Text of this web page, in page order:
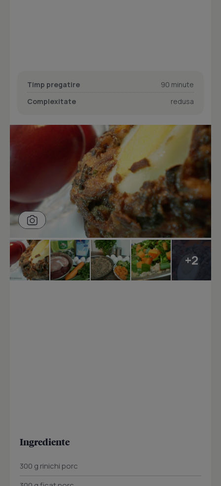
Timp pregatire
90 minute
Complexitate
redusa
+2
Ingrediente
300 g rinichi porc